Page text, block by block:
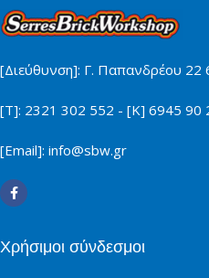
[Διεύθυνση]: Γ. Παπανδρέου 22
[Τ]: 2321 302 552 - [Κ] 6945 90
[Email]: info@sbw.gr
Χρήσιμοι σύνδεσμοι